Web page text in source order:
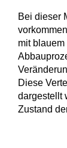
Bei dieser
mit
Diese
dargestellt
Zustand